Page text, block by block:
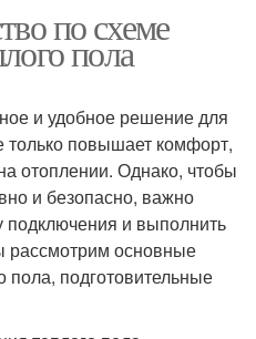
по схеме
пола
и удобное решение для
повышает комфорт,
отоплении. Однако, чтобы
и безопасно, важно
подключения и выполнить
рассмотрим основные
подготовительные